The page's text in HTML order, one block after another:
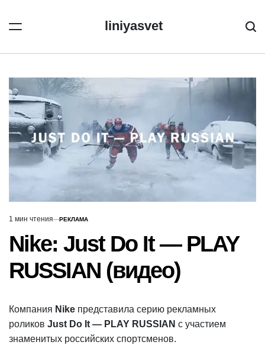
liniyasvet
Расчётное
время
чтения
1 мин чтения
ОПУБЛИКОВАНО
РЕКЛАМА
Nike: Just Do It — PLAY
RUSSIAN (видео)
Компания Nike представила серию рекламных
роликов Just Do It — PLAY RUSSIAN с участием
знаменитых российских спортсменов.